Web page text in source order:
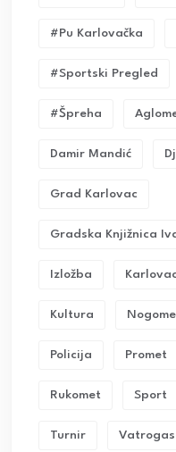
#pu Karlovačka
#sportski Pregled
#Špreha
Damir Mandić
Grad Karlovac
Gradska Knjižnica
Izložba Karlovac
Kultura
Policija Promet
Rukomet Sport
Turnir